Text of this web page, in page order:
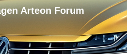
Arteon Forum